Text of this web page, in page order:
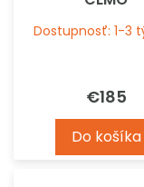
Dostupnosť: 1-3
€185
Do košíka